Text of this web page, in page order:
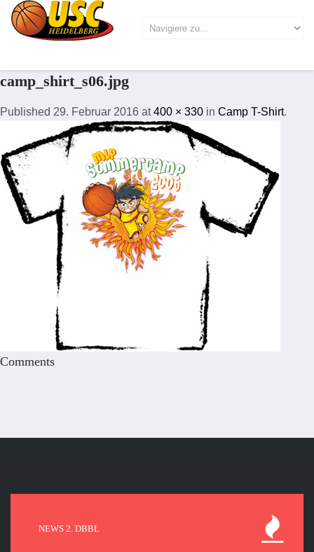
camp_shirt_s06.jpg
Published 29. Februar 2016 at400 × 330 in Camp T-Shirt.
Comments
NEWS 2. DBBL